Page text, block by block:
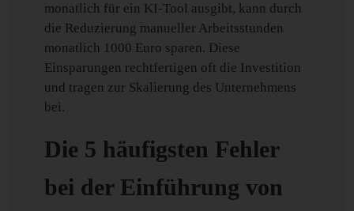
monatlich für ein KI-Tool ausgibt, kann durch
die Reduzierung manueller Arbeitsstunden
monatlich 1000 Euro sparen. Diese
Einsparungen rechtfertigen oft die Investition
und tragen zur Skalierung des Unternehmens
bei.
Die 5 häufigsten Fehler
bei der Einführung von